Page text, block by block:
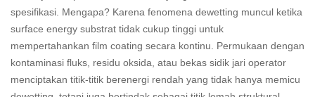
spesifikasi. Mengapa? Karena fenomena dewetting muncul ketika
surface energy substrat tidak cukup tinggi untuk
mempertahankan film coating secara kontinu. Permukaan dengan
kontaminasi fluks, residu oksida, atau bekas sidik jari operator
menciptakan titik-titik berenergi rendah yang tidak hanya memicu